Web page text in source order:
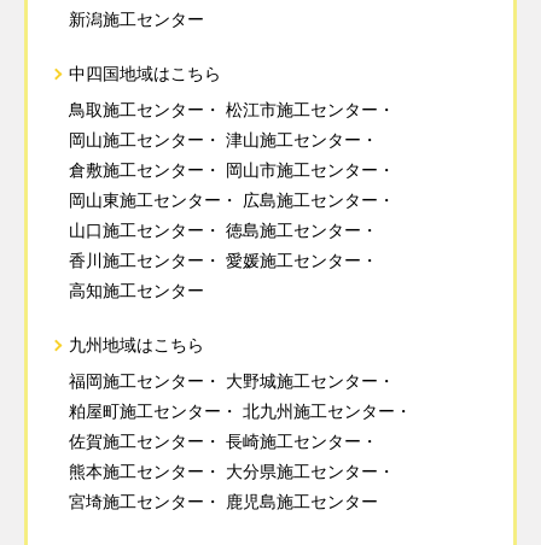
新潟施工センター
中四国地域はこちら
鳥取施工センター
松江市施工センター
岡山施工センター
津山施工センター
倉敷施工センター
岡山市施工センター
岡山東施工センター
広島施工センター
山口施工センター
徳島施工センター
香川施工センター
愛媛施工センター
高知施工センター
九州地域はこちら
福岡施工センター
大野城施工センター
粕屋町施工センター
北九州施工センター
佐賀施工センター
長崎施工センター
熊本施工センター
大分県施工センター
宮埼施工センター
鹿児島施工センター